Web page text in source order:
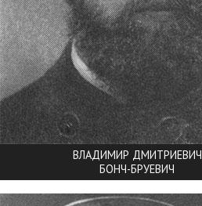
ВЛАДИМИР ДМИТРИЕВИЧ
БОНЧ-БРУЕВИЧ